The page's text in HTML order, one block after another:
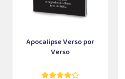
Apocalipse Verso por
Verso